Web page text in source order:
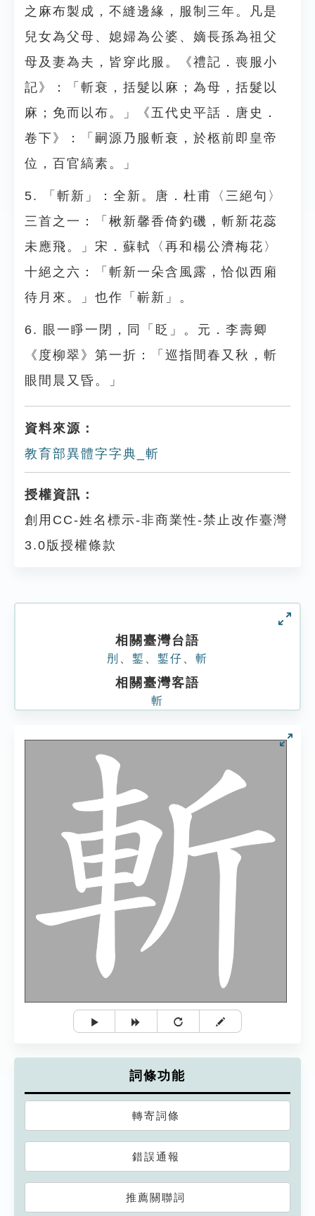
之麻布製成，不縫邊緣，服制三年。凡是
兒女為父母、媳婦為公婆、嫡長孫為祖父
母及妻為夫，皆穿此服。《禮記．喪服小
記》：「斬衰，括髮以麻；為母，括髮以
麻；免而以布。」《五代史平話．唐史．
卷下》：「嗣源乃服斬衰，於柩前即皇帝
位，百官縞素。」
5. 「斬新」：全新。唐．杜甫〈三絕句〉
三首之一：「楸新馨香倚釣磯，斬新花蕊
未應飛。」宋．蘇軾〈再和楊公濟梅花〉
十絕之六：「斬新一朵含風露，恰似西廂
待月來。」也作「嶄新」。
6. 眼一睜一閉，同「眨」。元．李壽卿
《度柳翠》第一折：「巡指間春又秋，斬
眼間晨又昏。」
資料來源：
教育部異體字字典_斬
授權資訊：
創用CC-姓名標示-非商業性-禁止改作臺灣
3.0版授權條款
相關臺灣台語
刐 鏨 鏨仔 斬
相關臺灣客語
斬
詞條功能
轉寄詞條
錯誤通報
推薦關聯詞